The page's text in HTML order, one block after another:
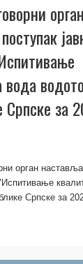
орган
вода
Српске за
орган
Српске за